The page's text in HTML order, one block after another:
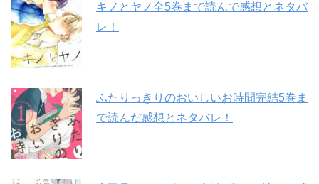
キノとヤノ全5巻まで読んで感想とネタバ
レ！
ふたりっきりのおいしいお時間完結5巻ま
で読んだ感想とネタバレ！